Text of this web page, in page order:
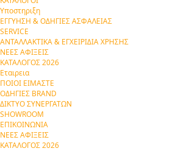
Υποστηριξη
ΕΓΓΥΗΣΗ & ΟΔΗΓΙΕΣ ΑΣΦΑΛΕΙΑΣ
SERVICE
ΑΝΤΑΛΛΑΚΤΙΚΑ & ΕΓΧΕΙΡΙΔΙΑ ΧΡΗΣΗΣ
ΝΕΕΣ ΑΦΙΞΕΙΣ
ΚΑΤΑΛΟΓΟΣ 2026
Εταιρεια
ΠΟΙΟΙ ΕΙΜΑΣΤΕ
ΟΔΗΓΙΕΣ BRAND
ΔΙΚΤΥΟ ΣΥΝΕΡΓΑΤΩΝ
SHOWROOM
ΕΠΙΚΟΙΝΩΝΙΑ
ΝΕΕΣ ΑΦΙΞΕΙΣ
ΚΑΤΑΛΟΓΟΣ 2026